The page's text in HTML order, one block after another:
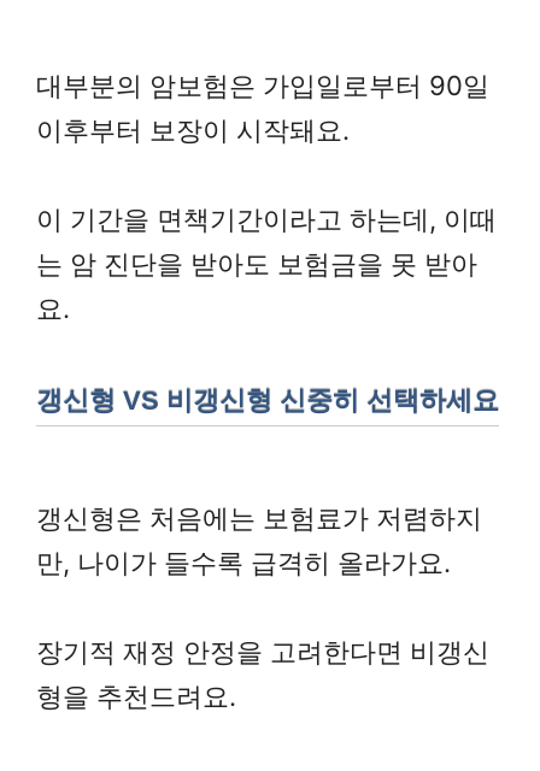
대부분의 암보험은 가입일로부터 90일
이후부터 보장이 시작돼요.
이 기간을 면책기간이라고 하는데, 이때
는 암 진단을 받아도 보험금을 못 받아
요.
갱신형 VS 비갱신형 신중히 선택하세요
갱신형은 처음에는 보험료가 저렴하지
만, 나이가 들수록 급격히 올라가요.
장기적 재정 안정을 고려한다면 비갱신
형을 추천드려요.